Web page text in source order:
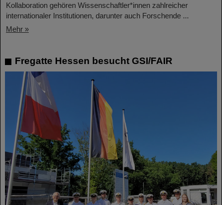
Kollaboration gehören Wissenschaftler*innen zahlreicher
internationaler Institutionen, darunter auch Forschende ...
Mehr »
Fregatte Hessen besucht GSI/FAIR